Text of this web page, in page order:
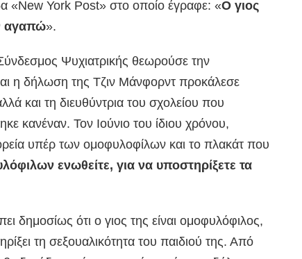
«New York Post» στο οποίο έγραφε: «Ο γιος
αγαπώ».
Ψυχιατρικής θεωρούσε την
η δήλωση της Τζιν Μάνφορντ προκάλεσε
και τη διευθύντρια του σχολείου που
κανέναν. Τον Ιούνιο του ίδιου χρόνου,
υπέρ των ομοφυλοφίλων και το πλακάτ που
ενωθείτε, για να υποστηρίξετε τα
δημοσίως ότι ο γιος της είναι ομοφυλόφιλος,
τη σεξουαλικότητα του παιδιού της. Από